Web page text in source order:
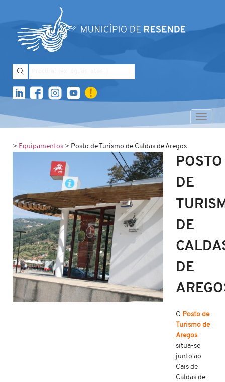
Toggle
> Equipamentos > Posto de Turismo de Caldas de Aregos
POSTO
DE
DE
DE
O Posto de
Turismo de
Aregos
situa-se
junto ao
Cais de
Caldas de